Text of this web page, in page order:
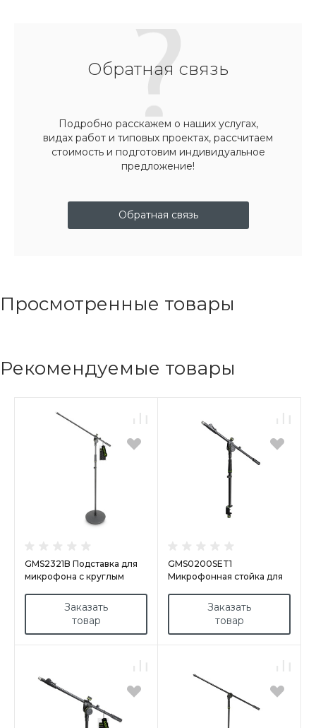
Обратная связь
Подробно расскажем о наших услугах,
видах работ и типовых проектах, рассчитаем
стоимость и подготовим индивидуальное
предложение!
Обратная связь
Просмотренные товары
Рекомендуемые товары
GMS2321B Подставка для
микрофона с круглым
регулировочной стрелой
Заказать
товар
GMS0200SET1
Микрофонная стойка для
Заказать
товар